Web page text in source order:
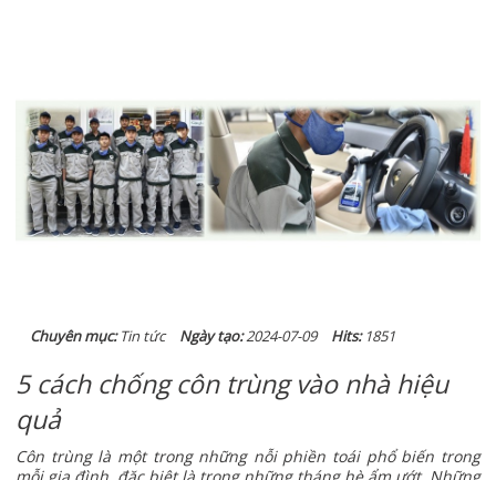
Chuyên mục:Tin tức Ngày tạo:2024-07-09 Hits: 1851
5 cách chống côn trùng vào nhà hiệu
quả
Côn trùng là một trong những nỗi phiền toái phổ biến trong